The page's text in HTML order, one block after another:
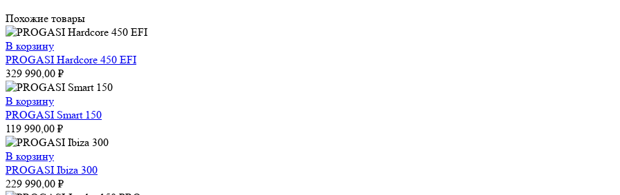
Похожие товары
В корзину
PROGASI Hardcore 450 EFI
329 990,00 ₽
В корзину
PROGASI Smart 150
119 990,00 ₽
В корзину
PROGASI Ibiza 300
229 990,00 ₽